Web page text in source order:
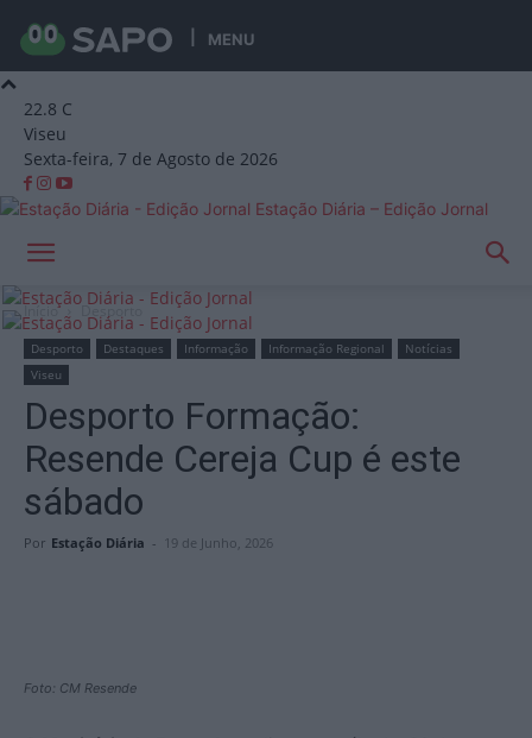
MENU
22.8 C
Viseu
Sexta-feira, 7 de Agosto de 2026
Estação Diária – Edição Jornal
Início Desporto
Desporto Destaques Informação Informação Regional
Notícias
Viseu
Desporto Formação:
Resende Cereja Cup é este
sábado
Por Estação Diária - 19 de Junho, 2026
Foto: CM Resende